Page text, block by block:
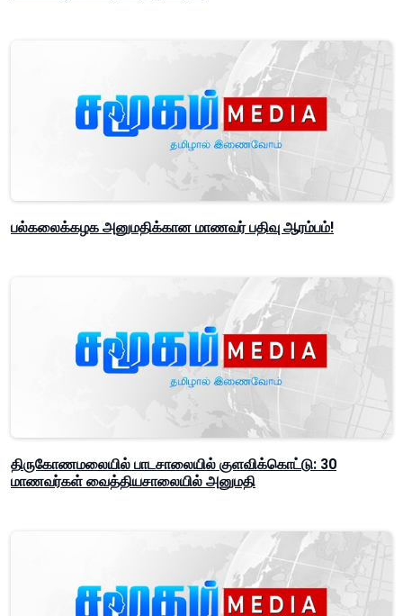
பல்கலைக்கழக அனுமதிக்கான மாணவர் பதிவு ஆரம்பம்!
திருகோணமலையில் பாடசாலையில் குளவிக்கொட்டு: 30
மாணவர்கள் வைத்தியசாலையில் அனுமதி